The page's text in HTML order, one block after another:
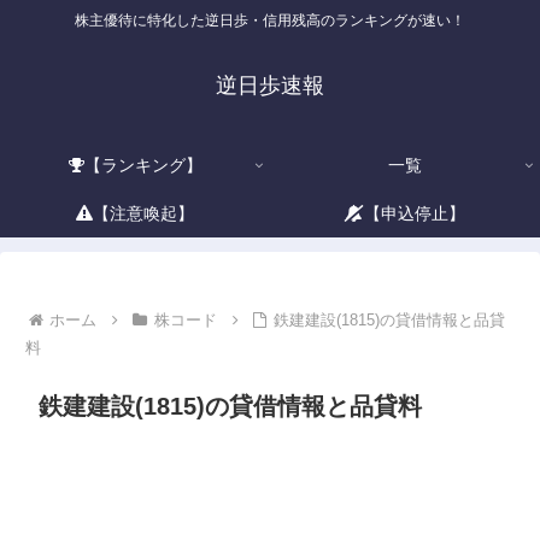
株主優待に特化した逆日歩・信用残高のランキングが速い！
逆日歩速報
【ランキング】 一覧
【注意喚起】 【申込停止】
ホーム 株コード
鉄建建設(1815)の貸借情報と品貸
料
鉄建建設(1815)の貸借情報と品貸料